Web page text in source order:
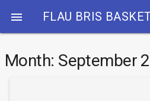
 FLAU BRIS
Month: September